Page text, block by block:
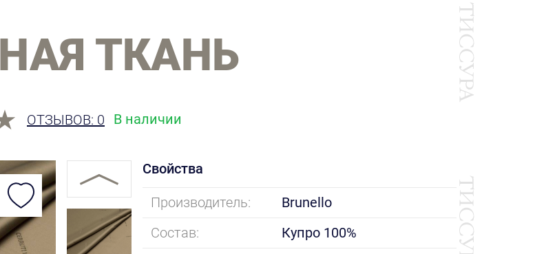
ТКАНЬ
ОТЗЫВОВ: 0 В наличии
Свойства
Производитель:
Brunello
Состав:
Купро 100%